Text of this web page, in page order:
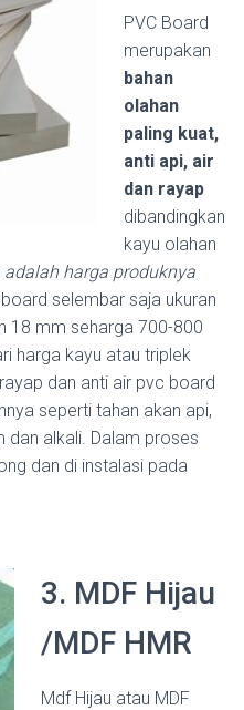
PVC Board
merupakan
bahan
olahan
paling kuat,
anti api, air
dan rayap
dibandingkan
kayu olahan
harga produknya
selembar saja ukuran
18 mm seharga 700-800
harga kayu atau triplek
dan anti air pvc board
seperti tahan akan api,
dan alkali. Dalam proses
dan di instalasi pada
3. MDF Hijau
/MDF HMR
Mdf Hijau atau MDF